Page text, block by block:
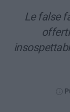
Le false